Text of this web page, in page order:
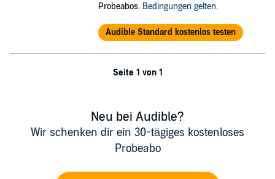
Probeabos. Bedingungen gelten.
Audible Standard kostenlos testen
Seite 1 von 1
Neu bei Audible?
Wir schenken dir ein 30-tägiges kostenloses
Probeabo